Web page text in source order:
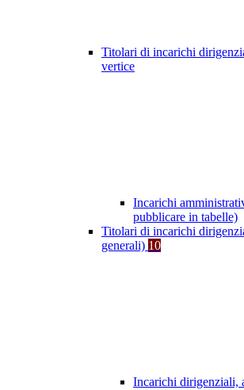
Titolari di incarichi
vertice
Incarichi
pubblicare in tabelle)
Titolari di incarichi
generali) 10
Incarichi dirigenziali,